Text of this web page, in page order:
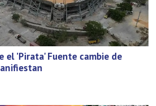
el 'Pirata' Fuente cambie de